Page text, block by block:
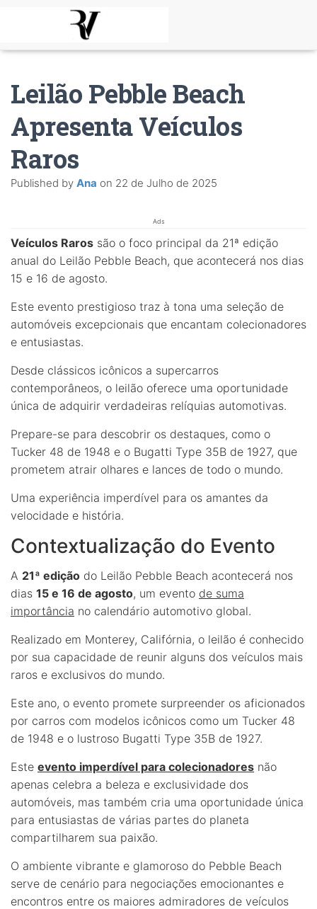
Leilão Pebble Beach
Apresenta Veículos
Raros
Published by Ana on 22 de Julho de 2025
Ads
Veículos Raros são o foco principal da 21ª edição
anual do Leilão Pebble Beach, que acontecerá nos dias
15 e 16 de agosto.
Este evento prestigioso traz à tona uma seleção de
automóveis excepcionais que encantam colecionadores
e entusiastas.
Desde clássicos icônicos a supercarros
contemporâneos, o leilão oferece uma oportunidade
única de adquirir verdadeiras relíquias automotivas.
Prepare-se para descobrir os destaques, como o
Tucker 48 de 1948 e o Bugatti Type 35B de 1927, que
prometem atrair olhares e lances de todo o mundo.
Uma experiência imperdível para os amantes da
velocidade e história.
Contextualização do Evento
A 21ª edição do Leilão Pebble Beach acontecerá nos
dias 15 e 16 de agosto, um evento de suma
importância no calendário automotivo global.
Realizado em Monterey, Califórnia, o leilão é conhecido
por sua capacidade de reunir alguns dos veículos mais
raros e exclusivos do mundo.
Este ano, o evento promete surpreender os aficionados
por carros com modelos icônicos como um Tucker 48
de 1948 e o lustroso Bugatti Type 35B de 1927.
Este evento imperdível para colecionadores não
apenas celebra a beleza e exclusividade dos
automóveis, mas também cria uma oportunidade única
para entusiastas de várias partes do planeta
compartilharem sua paixão.
O ambiente vibrante e glamoroso do Pebble Beach
serve de cenário para negociações emocionantes e
encontros entre os maiores admiradores de veículos